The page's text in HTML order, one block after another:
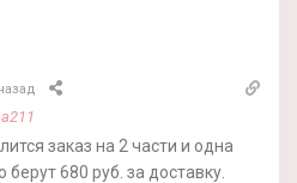
заказ на 2 части и одна
680 руб. за доставку.